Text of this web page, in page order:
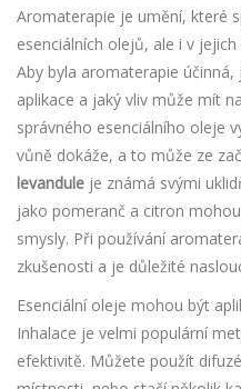
Aromaterapie je umění, které
esenciálních olejů, ale i v
Aby byla aromaterapie
aplikace a jaký vliv může mít
správného esenciálního oleje
vůně dokáže, a to může ze
levandule je známá svými
jako pomeranč a citron
smysly. Při používání
zkušenosti a je důležité
Esenciální oleje mohou být
Inhalace je velmi populární
efektivitě. Můžete použít